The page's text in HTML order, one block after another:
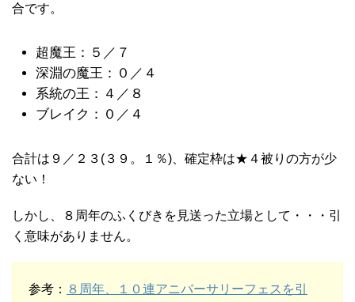
合です。
超魔王：５／７
深淵の魔王：０／４
系統の王：４／８
ブレイク：０／４
合計は９／２３(３９。１％)、確定枠は★４被りの方が少
ない！
しかし、８周年のふくびきを見送った立場として・・・引
く意味がありません。
参考： ８周年、１０連アニバーサリーフェスを引